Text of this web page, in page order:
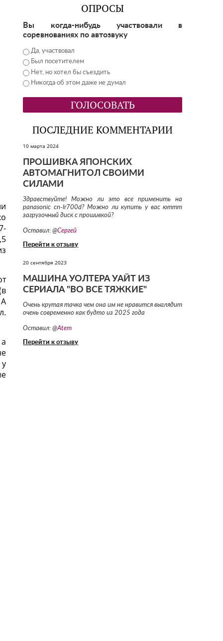
ОПРОСЫ
Вы когда-нибудь участвовали в
соревнованиях по автозвуку
Да, участвовал
Был посетителем
Нет, но хотел бы съездить
Никогда об этом даже не думал
ПОСЛЕДНИЕ КОММЕНТАРИИ
10 марта 2024
ПРОШИВКА ЯПОНСКИХ
АВТОМАГНИТОЛ СВОИМИ
СИЛАМИ
Здравствуйте! Можно ли это все применить на
panasonic cn-lr700d? Можно ли купить у вас юттт
загрузочный диск с прошивкой?
Оставил: @Сергей
Перейти к отзыву
20 сентября 2023
МАШИНА УОЛТЕРА УАЙТ ИЗ
СЕРИАЛА "ВО ВСЕ ТЯЖКИЕ"
Очень крутая тачка чем она им не нравится выглядит
очень современно как будто из 2025 года
Оставил: @Atem
Перейти к отзыву